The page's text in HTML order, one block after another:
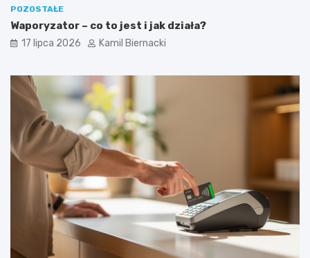
POZOSTAŁE
Waporyzator – co to jest i jak działa?
17 lipca 2026 Kamil Biernacki